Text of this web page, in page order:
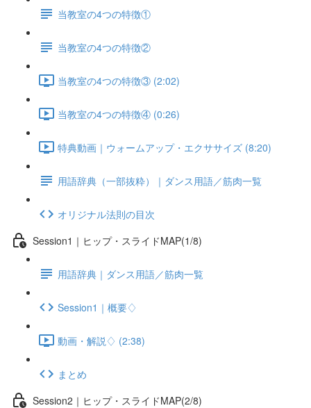
当教室の4つの特徴①
当教室の4つの特徴②
当教室の4つの特徴③ (2:02)
当教室の4つの特徴④ (0:26)
特典動画｜ウォームアップ・エクササイズ (8:20)
用語辞典（一部抜粋）｜ダンス用語／筋肉一覧
オリジナル法則の目次
Session1｜ヒップ・スライドMAP(1/8)
用語辞典｜ダンス用語／筋肉一覧
Session1｜概要♢
動画・解説♢ (2:38)
まとめ
Session2｜ヒップ・スライドMAP(2/8)